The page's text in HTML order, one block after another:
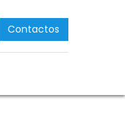
Contactos